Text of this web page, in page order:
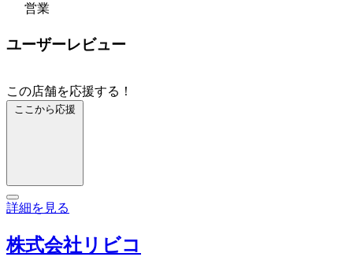
営業
ユーザーレビュー
この店舗を応援する！
ここから応援
詳細を見る
株式会社リビコ